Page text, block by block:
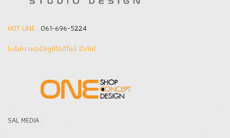
HOT LINE : 061-696-5224
(บริษัท เฟอร์สตูดิโอดีไซน์ จำกัด]
SAL MEDIA :